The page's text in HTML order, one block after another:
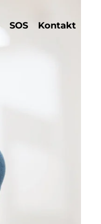
SOS Kontakt